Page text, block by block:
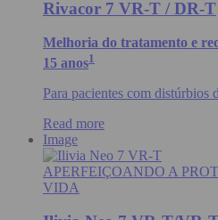
Rivacor 7 VR-T / DR-T
Melhoria do tratamento e
15 anos1
Para pacientes com distúrbios
Read more
Image
APERFEIÇOANDO A
VIDA